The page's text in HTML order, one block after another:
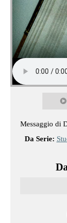
Messaggio di
Da Serie: